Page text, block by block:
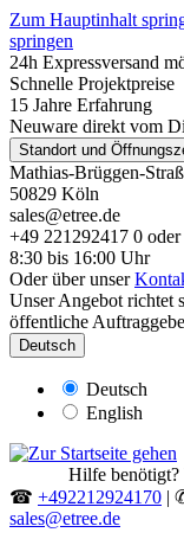
Zum Hauptinhalt
springen
24h Expressversand
Schnelle Projektpreise
15 Jahre Erfahrung
Neuware direkt vom
Standort und
Mathias-Brüggen-
50829 Köln
sales@etree.de
+49 221292417 0
8:30 bis 16:00 Uhr
Oder über unser
Unser Angebot richtet
öffentliche
Deutsch
Deutsch
English
Hilfe benötigt?
☎ +492212924170 |
sales@etree.de